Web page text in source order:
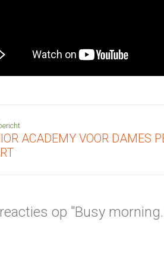
ACADEMY VOOR DAMES
op "Busy